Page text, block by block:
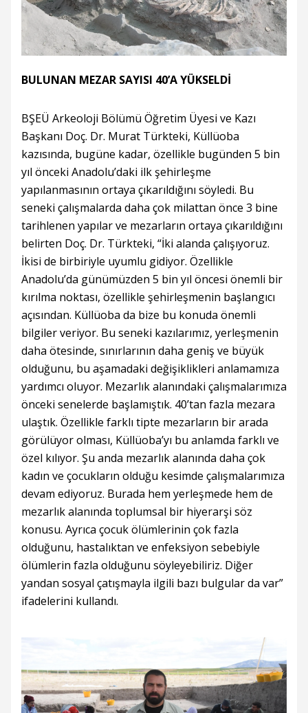
BULUNAN MEZAR SAYISI 40’A YÜKSELDİ
BŞEÜ Arkeoloji Bölümü Öğretim Üyesi ve Kazı
Başkanı Doç. Dr. Murat Türkteki, Küllüoba
kazısında, bugüne kadar, özellikle bugünden 5 bin
yıl önceki Anadolu’daki ilk şehirleşme
yapılanmasının ortaya çıkarıldığını söyledi. Bu
seneki çalışmalarda daha çok milattan önce 3 bine
tarihlenen yapılar ve mezarların ortaya çıkarıldığını
belirten Doç. Dr. Türkteki, “İki alanda çalışıyoruz.
İkisi de birbiriyle uyumlu gidiyor. Özellikle
Anadolu’da günümüzden 5 bin yıl öncesi önemli bir
kırılma noktası, özellikle şehirleşmenin başlangıcı
açısından. Küllüoba da bize bu konuda önemli
bilgiler veriyor. Bu seneki kazılarımız, yerleşmenin
daha ötesinde, sınırlarının daha geniş ve büyük
olduğunu, bu aşamadaki değişiklikleri anlamamıza
yardımcı oluyor. Mezarlık alanındaki çalışmalarımıza
önceki senelerde başlamıştık. 40’tan fazla mezara
ulaştık. Özellikle farklı tipte mezarların bir arada
görülüyor olması, Küllüoba’yı bu anlamda farklı ve
özel kılıyor. Şu anda mezarlık alanında daha çok
kadın ve çocukların olduğu kesimde çalışmalarımıza
devam ediyoruz. Burada hem yerleşmede hem de
mezarlık alanında toplumsal bir hiyerarşi söz
konusu. Ayrıca çocuk ölümlerinin çok fazla
olduğunu, hastalıktan ve enfeksiyon sebebiyle
ölümlerin fazla olduğunu söyleyebiliriz. Diğer
yandan sosyal çatışmayla ilgili bazı bulgular da var”
ifadelerini kullandı.